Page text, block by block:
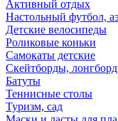
Активный отдых
Настольный футбол,
Детские велосипеды
Роликовые коньки
Самокаты детские
Скейтборды,
Батуты
Теннисные столы
Туризм, сад